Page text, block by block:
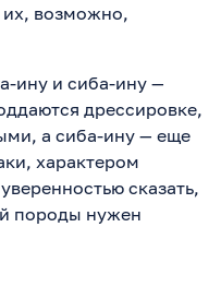
возможно,
ину и сиба-ину —
дрессировке,
а сиба-ину — еще
характером
сказать,
породы нужен